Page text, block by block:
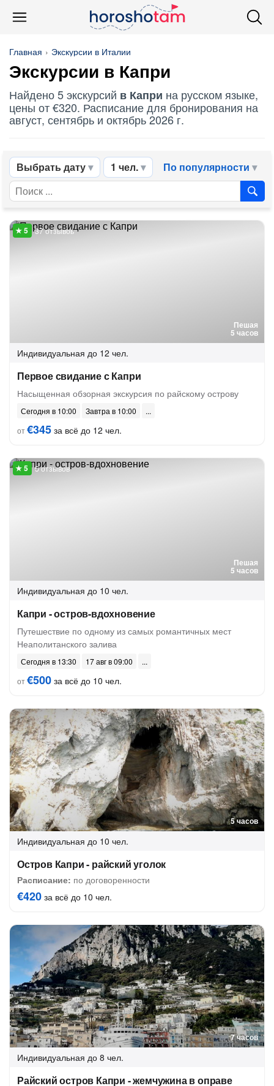
Главная Экскурсии в Италии
Экскурсии в Капри
Найдено 5 экскурсий в Капри на русском языке,
цены от €320. Расписание для бронирования на
август, сентябрь и октябрь 2026 г.
Выбрать дату 1 чел. По популярности
Пешая
5 часов
37 отзывов
Индивидуальная до 12 чел.
Первое свидание с Капри
Насыщенная обзорная экскурсия по райскому острову
Сегодня в 10:00
Завтра в 10:00
от€345 за всё до 12 чел.
Пешая
5 часов
5 отзывов
Индивидуальная до 10 чел.
Капри - остров-вдохновение
Путешествие по одному из самых романтичных мест
Неаполитанского залива
Сегодня в 13:30
17 авг в 09:00
от€500 за всё до 10 чел.
5 часов
Индивидуальная до 10 чел.
Остров Капри - райский уголок
Расписание: по договоренности
€420 за всё до 10 чел.
7 часов
Индивидуальная до 8 чел.
Райский остров Капри - жемчужина в оправе